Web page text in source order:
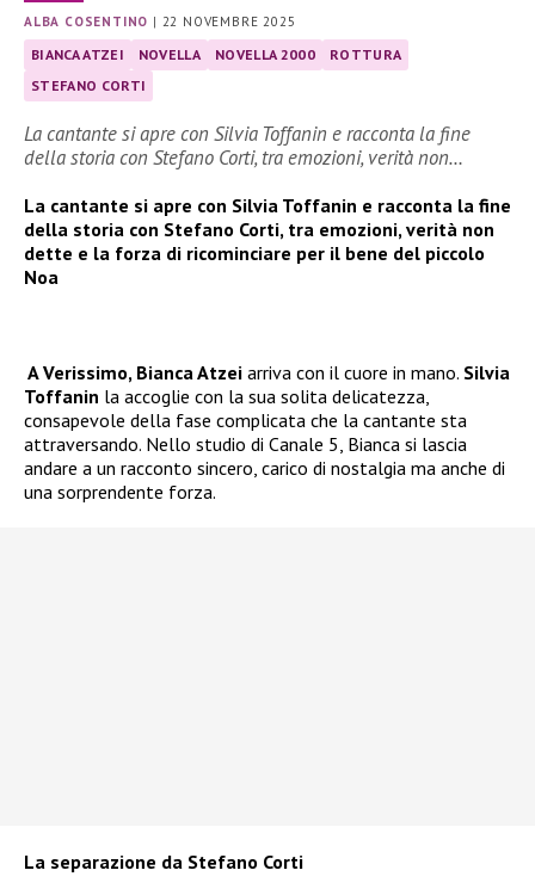
ALBA COSENTINO | 22 NOVEMBRE 2025
BIANCA ATZEI NOVELLA NOVELLA 2000
ROTTURA
STEFANO CORTI
La cantante si apre con Silvia Toffanin e racconta la fine
della storia con Stefano Corti, tra emozioni, verità non…
La cantante si apre con Silvia Toffanin e racconta la fine
della storia con Stefano Corti, tra emozioni, verità non
dette e la forza di ricominciare per il bene del piccolo
Noa
A Verissimo, Bianca Atzei arriva con il cuore in mano. Silvia
Toffanin la accoglie con la sua solita delicatezza,
consapevole della fase complicata che la cantante sta
attraversando. Nello studio di Canale 5, Bianca si lascia
andare a un racconto sincero, carico di nostalgia ma anche di
una sorprendente forza.
La separazione da Stefano Corti